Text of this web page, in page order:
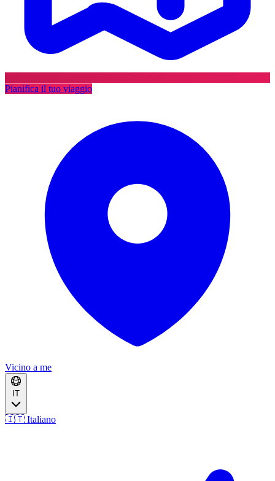
Pianifica il tuo viaggio
Vicino a me
IT
🇮🇹 Italiano